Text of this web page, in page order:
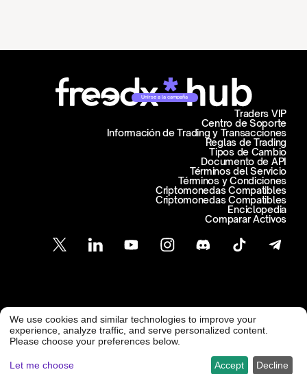
Unirse a la campaña
Centro de Soporte
Información de Trading y Transacciones
Traders VIP
Reglas de Trading
Tipos de Cambio
Documento de API
Términos del Servicio
Términos y Condiciones
Criptomonedas Compatibles
Criptomonedas Compatibles
Enciclopedia
Comparar Activos
Atención al Cliente
support@freedx.com @ Freedx 2026
We use cookies and similar technologies to improve your
experience, analyze traffic, and serve personalized content.
Please choose your preferences below.
Let me choose Decline
Accept